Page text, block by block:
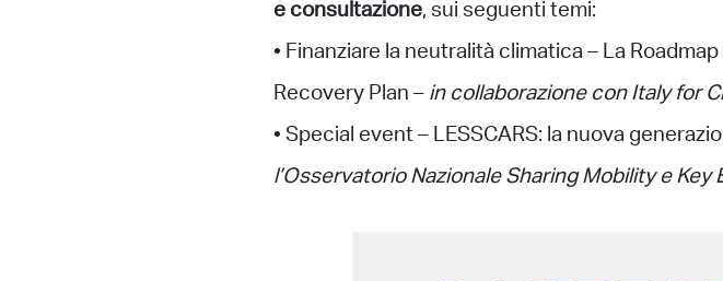
e consultazione, sui seguenti temi:
• Finanziare la neutralità climatica – La
Recovery Plan – in collaborazione con Italy for
• Special event – LESSCARS: la nuova
l’Osservatorio Nazionale Sharing Mobility e Key